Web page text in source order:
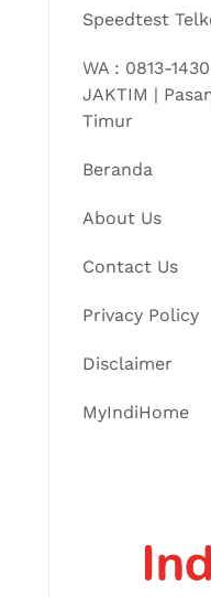
Speedtest
WA : 0813-
JAKTIM |
Timur
Beranda
About Us
Contact Us
Privacy Policy
Disclaimer
MyIndiHome